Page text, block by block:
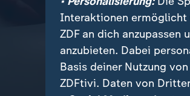
Interaktionen ermöglicht
ZDF an dich anzupassen
anzubieten. Dabei
Basis deiner Nutzung
ZDFtivi. Daten von